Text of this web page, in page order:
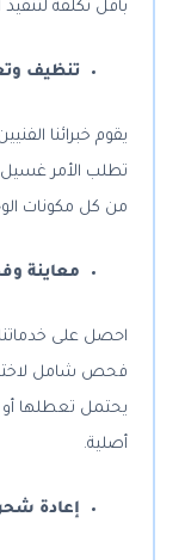
بأقل تكلفة لتنفيذ
تنظيف
يقوم خبرائنا
تطلب الأمر غسيل
من كل مكونات
معاينة
احصل على
فحص شامل لاختبار
يحتمل تعطلها أو
أصلية.
إعادة